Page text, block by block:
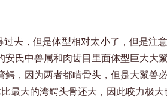
去，但是体型相对太小了，但是注
氏中兽属和肉齿目里面体型巨大大
，因为两者都啃骨头，但是大鬣兽
最大的湾鳄头骨还大，因此咬力极大